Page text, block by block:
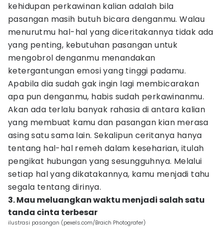
kehidupan perkawinan kalian adalah bila
pasangan masih butuh bicara denganmu. Walau
menurutmu hal-hal yang diceritakannya tidak ada
yang penting, kebutuhan pasangan untuk
mengobrol denganmu menandakan
ketergantungan emosi yang tinggi padamu.
Apabila dia sudah gak ingin lagi membicarakan
apa pun denganmu, habis sudah perkawinanmu.
Akan ada terlalu banyak rahasia di antara kalian
yang membuat kamu dan pasangan kian merasa
asing satu sama lain. Sekalipun ceritanya hanya
tentang hal-hal remeh dalam keseharian, itulah
pengikat hubungan yang sesungguhnya. Melalui
setiap hal yang dikatakannya, kamu menjadi tahu
segala tentang dirinya.
3. Mau meluangkan waktu menjadi salah satu
tanda cinta terbesar
ilustrasi pasangan (pexels.com/Braich Photografer)